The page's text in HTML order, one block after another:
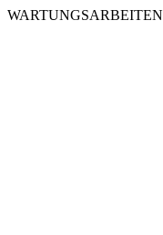
WARTUNGSARBEITEN